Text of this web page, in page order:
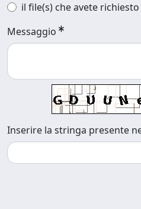
il file(s) che avete richiesto
Messaggio
Inserire la stringa presente